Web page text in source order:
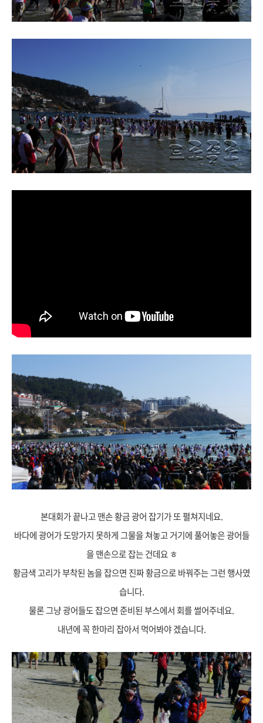
본대회가 끝나고 맨손 황금 광어 잡기가 또 펼쳐지네요.
바다에 광어가 도망가지 못하게 그물을 쳐놓고 거기에 풀어놓은 광어들
을 맨손으로 잡는 건데요 ㅎ
황금색 고리가 부착된 놈을 잡으면 진짜 황금으로 바꿔주는 그런 행사였
습니다.
물론 그냥 광어들도 잡으면준비된 부스에서 회를 썰어주네요.
내년에 꼭 한마리 잡아서 먹어봐야 겠습니다.